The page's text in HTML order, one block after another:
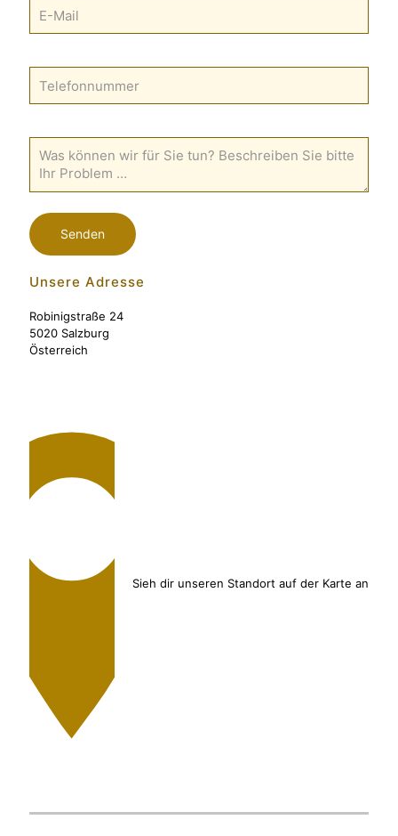
Unsere Adresse
Robinigstraße 24
5020 Salzburg
Österreich
Sieh dir unseren Standort auf der Karte an